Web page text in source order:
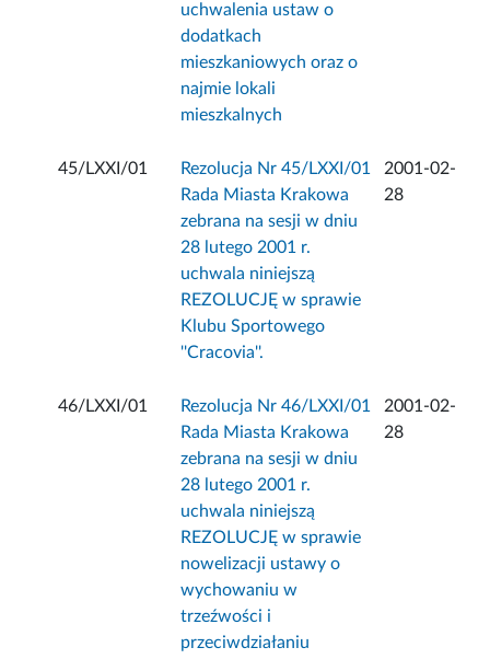
uchwalenia ustaw o
dodatkach
mieszkaniowych oraz o
najmie lokali
mieszkalnych
45/LXXI/01
Rezolucja Nr 45/LXXI/01
Rada Miasta Krakowa
zebrana na sesji w dniu
28 lutego 2001 r.
uchwala niniejszą
REZOLUCJĘ w sprawie
Klubu Sportowego
''Cracovia''.
2001-02-
28
46/LXXI/01
Rezolucja Nr 46/LXXI/01
Rada Miasta Krakowa
zebrana na sesji w dniu
28 lutego 2001 r.
uchwala niniejszą
REZOLUCJĘ w sprawie
nowelizacji ustawy o
wychowaniu w
trzeźwości i
przeciwdziałaniu
2001-02-
28